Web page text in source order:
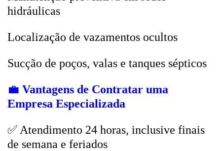
hidráulicas
Localização de vazamentos ocultos
Sucção de poços, valas e tanques sépticos
💼 Vantagens de Contratar uma
Empresa Especializada
✅ Atendimento 24 horas, inclusive finais
de semana e feriados